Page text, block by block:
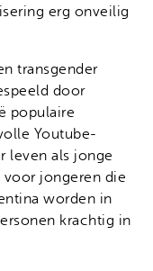
erg onveilig
transgender
door
populaire
Youtube-
leven als jonge
jongeren die
worden in
krachtig in